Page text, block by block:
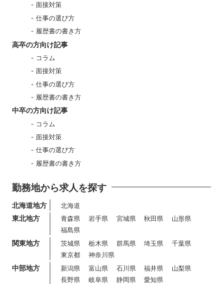
面接対策
仕事の選び方
履歴書の書き方
高卒の方向け記事
コラム
面接対策
仕事の選び方
履歴書の書き方
中卒の方向け記事
コラム
面接対策
仕事の選び方
履歴書の書き方
勤務地から求人を探す
北海道地方 北海道
東北地方 青森県 岩手県 宮城県 秋田県
山形県
福島県
関東地方 茨城県 栃木県 群馬県 埼玉県
千葉県
東京都
神奈川県
中部地方 新潟県 富山県 石川県 福井県
山梨県
長野県
岐阜県 静岡県 愛知県